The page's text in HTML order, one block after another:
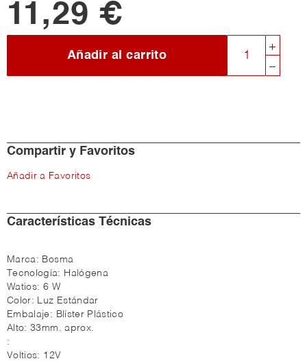
11,29 €
Añadir al carrito
Compartir y Favoritos
Añadir a Favoritos
Características Técnicas
Marca: Bosma
Tecnología: Halógena
Watios: 6 W
Color: Luz Estándar
Embalaje: Blíster Plástico
Alto:33mm. aprox.
:
Voltios: 12V